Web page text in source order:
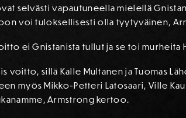
selvästi vapautuneella mielellä
voi tuloksellisesti olla tyytyväinen,
ei Gnistanista tullut ja se toi murheita
voitto, sillä Kalle Multanen ja Tuomas
myös Mikko-Petteri Latosaari, Ville
Armstrong kertoo.